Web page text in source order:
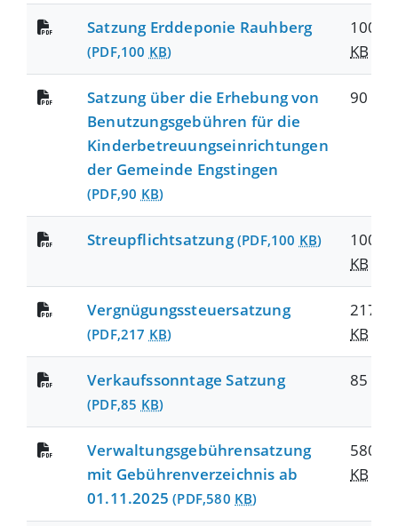
Satzung Erddeponie Rauhberg
(PDF,100 KB)
100
KB
Satzung über die Erhebung von
Benutzungsgebühren für die
Kinderbetreuungseinrichtungen
der Gemeinde Engstingen
(PDF,90 KB)
90
Streupflichtsatzung(PDF,100 KB)
100
KB
Vergnügungssteuersatzung
(PDF,217 KB)
217
KB
Verkaufssonntage Satzung
(PDF,85 KB)
85
Verwaltungsgebührensatzung
mit Gebührenverzeichnis ab
01.11.2025(PDF,580 KB)
580
KB